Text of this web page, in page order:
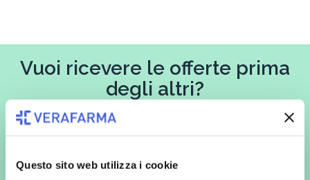
Questo sito web utilizza i cookie
Vuoi ricevere le offerte prima
degli altri?
Iscriviti alla newsletter